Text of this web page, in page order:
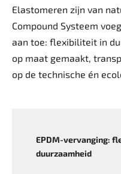
Elastomeren zijn van
Compound Systeem
aan toe: flexibiliteit in
op maat gemaakt,
op de technische én
EPDM-vervanging:
duurzaamheid­